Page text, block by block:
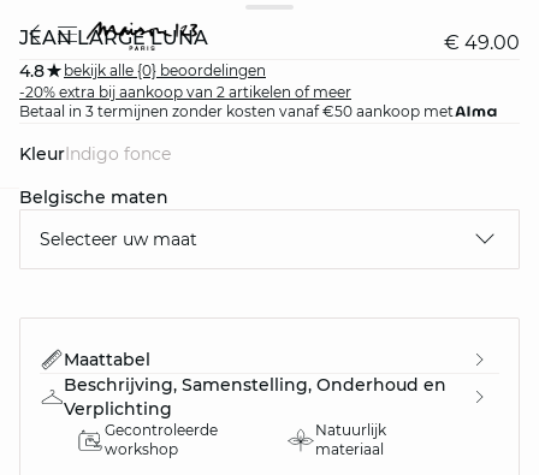
JEAN LARGE LUNA € 49.00
4.8
bekijk alle {0} beoordelingen
-20% extra bij aankoop van 2 artikelen of meer
Betaal in 3 termijnen zonder kosten vanaf €50 aankoop met
Kleur indigo fonce
Belgische maten
Selecteer uw maat
Maattabel
Beschrijving, Samenstelling, Onderhoud en
Verplichting
Gecontroleerde
workshop
Natuurlijk
materiaal